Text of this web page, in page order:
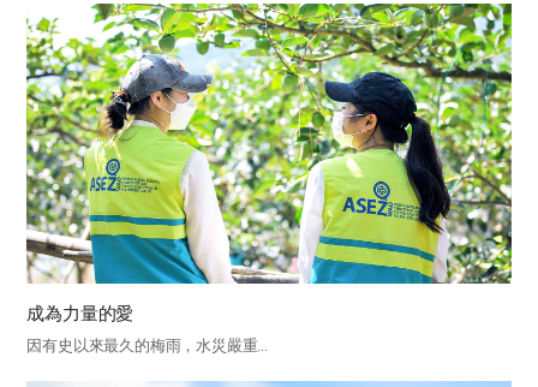
成為力量的愛
因有史以來最久的梅雨，水災嚴重...